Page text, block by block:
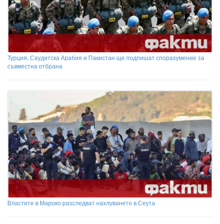
Турция, Саудитска Арабия и Пакистан ще подпишат споразумение за
съвместна отбрана
Властите в Мароко разследват нахлуването в Сеута